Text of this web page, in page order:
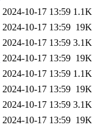
2024-10-17 13:59 1.1K
2024-10-17 13:59 19K
2024-10-17 13:59 3.1K
2024-10-17 13:59 19K
2024-10-17 13:59 1.1K
2024-10-17 13:59 19K
2024-10-17 13:59 3.1K
2024-10-17 13:59 19K